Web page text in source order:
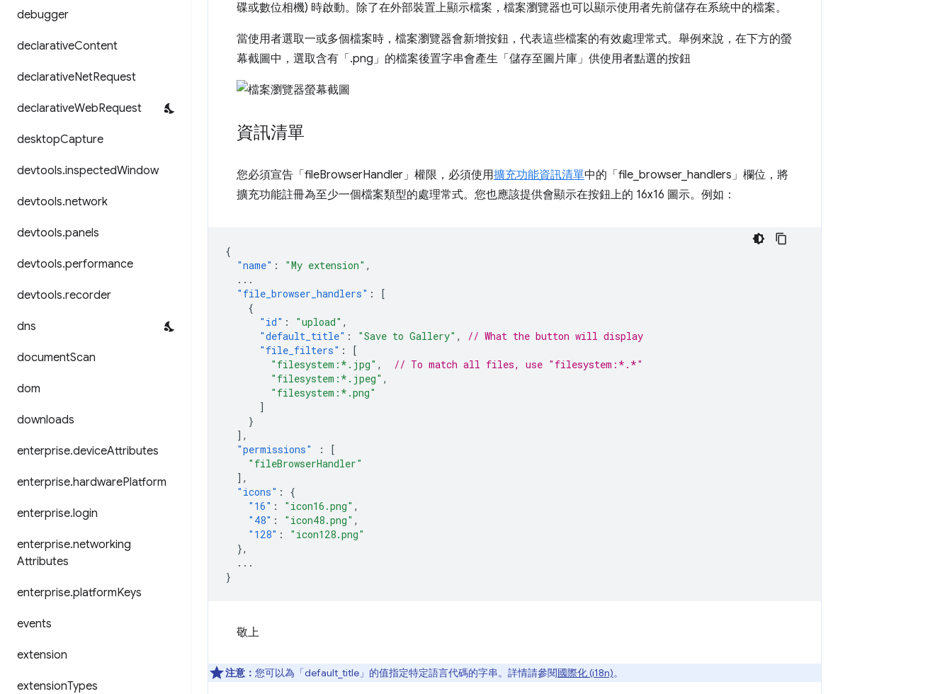
debugger
declarativeContent
declarativeNetRequest
declarativeWebRequest
desktopCapture
devtools.inspectedWindow
devtools.network
devtools.panels
devtools.performance
devtools.recorder
dns
documentScan
dom
downloads
enterprise.deviceAttributes
enterprise.hardwarePlatform
enterprise.login
enterprise.networking
Attributes
enterprise.platformKeys
events
extension
extensionTypes
碟或數位相機) 時啟動。除了在外部裝置上顯示檔案，檔案瀏覽器也可以顯示使用者先前儲存在系統中的檔案。
當使用者選取一或多個檔案時，檔案瀏覽器會新增按鈕，代表這些檔案的有效處理常式。舉例來說，在下方的螢
幕截圖中，選取含有「.png」的檔案後置字串會產生「儲存至圖片庫」供使用者點選的按鈕
資訊清單
您必須宣告「fileBrowserHandler」權限，必須使用擴充功能資訊清單中的「file_browser_handlers」欄位，將
擴充功能註冊為至少一個檔案類型的處理常式。您也應該提供會顯示在按鈕上的 16x16 圖示。例如：
{
"name" : "My extension" ,
...
"file_browser_handlers" :
[
{
"id" : "upload" ,
"default_title" : "Save to Gallery" ,
// What the button will display
"file_filters" :
[
"filesystem:*.jpg" ,
// To match all files, use "filesystem:*.*"
"filesystem:*.jpeg" ,
"filesystem:*.png"
]
}
],
"permissions"
:
[
"fileBrowserHandler"
],
"icons" :
{
"16" : "icon16.png" ,
"48" : "icon48.png" ,
"128" :
"icon128.png"
},
...
}
敬上
注意： 您可以為「default_title」的值指定特定語言代碼的字串。詳情請參閱國際化 (i18n)。